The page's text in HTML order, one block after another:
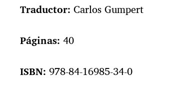
Traductor: Carlos Gumpert
Páginas: 40
ISBN: 978-84-16985-34-0